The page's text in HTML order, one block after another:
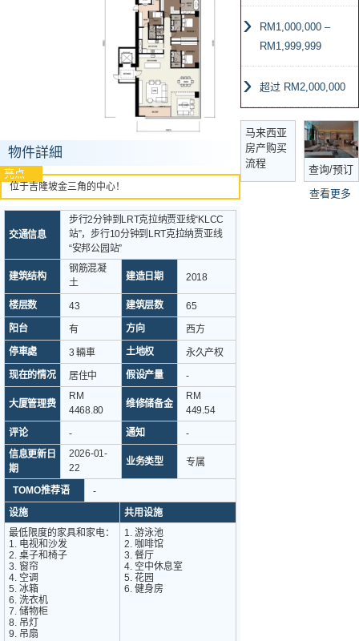
RM1,000,000 –
RM1,999,999
超过 RM2,000,000
马来西亚
房产购买
流程
查询/预订
查看更多
物件詳細
亮点
位于吉隆坡金三角的中心！
交通信息
步行2分钟到LRT克拉纳贾亚线“KLCC
站”，步行10分钟到LRT克拉纳贾亚线
“安邦公园站”
建筑结构
钢筋混凝
土
建造日期 2018
楼层数 43 建筑层数
65
阳台
有 方向
西方
停車處
3 輛車 土地权
永久产权
现在的情况
居住中 假设产量 -
大厦管理费
RM
4468.80
维修储备金
RM
449.54
评论
- 通知
-
信息更新日
期
2026-01-
22
业务类型 专属
TOMO推荐语
-
设施
共用设施
最低限度的家具和家电：
1. 电视和沙发
2. 桌子和椅子
3. 窗帘
4. 空调
5. 冰箱
6. 洗衣机
7. 储物柜
8. 吊灯
9. 吊扇
1. 游泳池
2. 咖啡馆
3. 餐厅
4. 空中休息室
5. 花园
6. 健身房